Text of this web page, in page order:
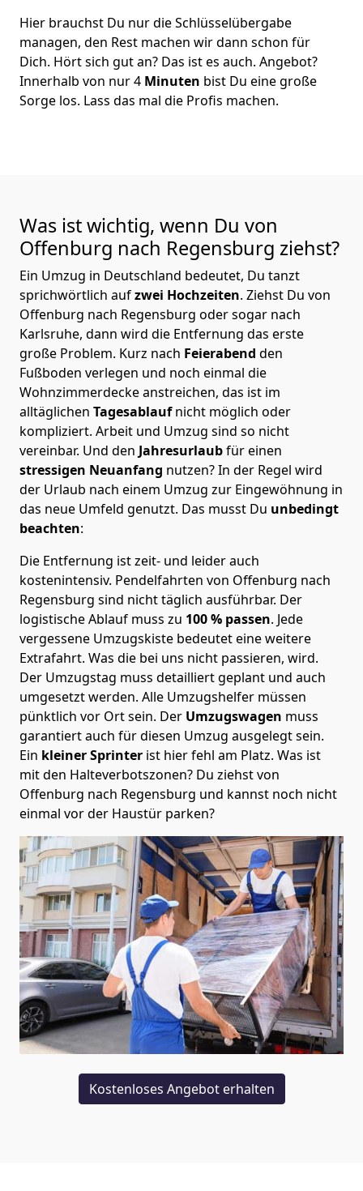
Hier brauchst Du nur die Schlüsselübergabe
managen, den Rest machen wir dann schon für
Dich. Hört sich gut an? Das ist es auch. Angebot?
Innerhalb von nur 4 Minuten bist Du eine große
Sorge los. Lass das mal die Profis machen.
Was ist wichtig, wenn Du von
Offenburg nach Regensburg ziehst?
Ein Umzug in Deutschland bedeutet, Du tanzt
sprichwörtlich aufzwei Hochzeiten. Ziehst Du von
Offenburg nach Regensburg oder sogar nach
Karlsruhe, dann wird die Entfernung das erste
große Problem. Kurz nach Feierabend den
Fußboden verlegen und noch einmal die
Wohnzimmerdecke anstreichen, das ist im
alltäglichen Tagesablaufnicht möglich oder
kompliziert. Arbeit und Umzug sind so nicht
vereinbar. Und den Jahresurlaubfür einen
stressigen Neuanfang nutzen? In der Regel wird
der Urlaub nach einem Umzug zur Eingewöhnung in
das neue Umfeld genutzt. Das musst Du unbedingt
beachten:
Die Entfernung ist zeit- und leider auch
kostenintensiv. Pendelfahrten von Offenburg nach
Regensburg sind nicht täglich ausführbar. Der
logistische Ablauf muss zu 100 % passen. Jede
vergessene Umzugskiste bedeutet eine weitere
Extrafahrt. Was die bei uns nicht passieren, wird.
Der Umzugstag muss detailliert geplant und auch
umgesetzt werden. Alle Umzugshelfer müssen
pünktlich vor Ort sein. Der Umzugswagen muss
garantiert auch für diesen Umzug ausgelegt sein.
Ein kleiner Sprinter ist hier fehl am Platz. Was ist
mit den Halteverbotszonen? Du ziehst von
Offenburg nach Regensburg und kannst noch nicht
einmal vor der Haustür parken?
Kostenloses Angebot erhalten